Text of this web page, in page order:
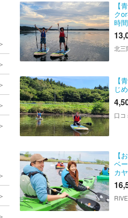
【
ク
時
を
ト
北三
【
じ
口コ
【
ベ
カ